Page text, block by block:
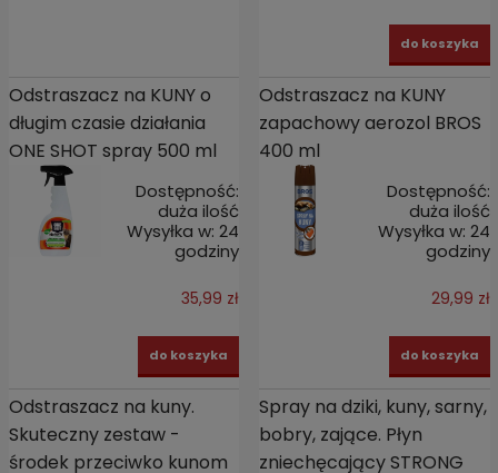
do koszyka
Odstraszacz na KUNY o
długim czasie działania
ONE SHOT spray 500 ml
Dostępność:
duża ilość
Wysyłka w: 24
godziny
35,99 zł
do koszyka
Odstraszacz na KUNY
zapachowy aerozol BROS
400 ml
Dostępność:
duża ilość
Wysyłka w: 24
godziny
29,99 zł
do koszyka
Odstraszacz na kuny.
Skuteczny zestaw -
środek przeciwko kunom
Spray na dziki, kuny, sarny,
bobry, zające. Płyn
zniechęcający STRONG